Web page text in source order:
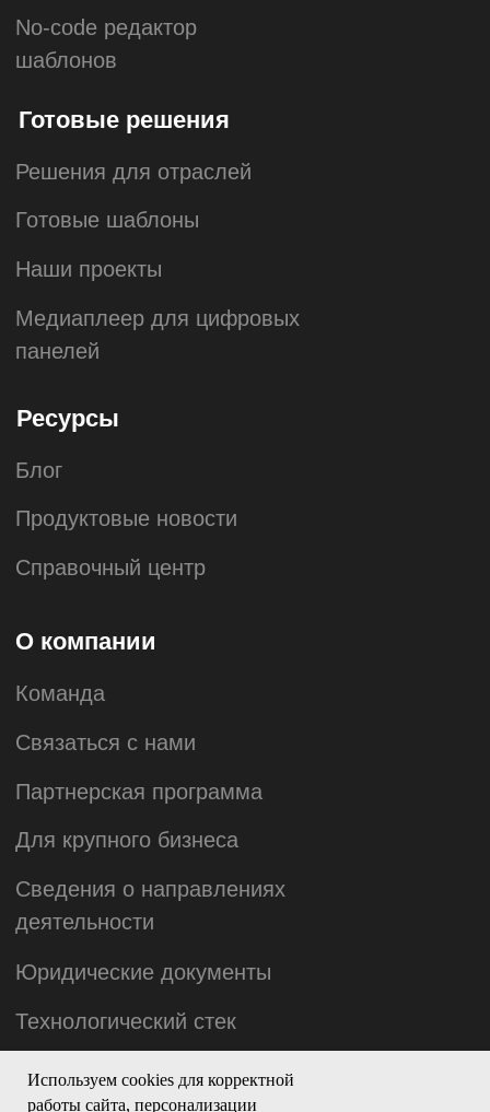
Используем cookies для корректной
работы сайта, персонализации